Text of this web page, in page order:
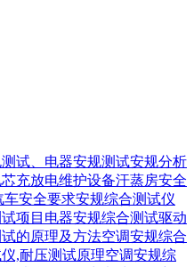
试、电器安规测试安规分析
充放电维护设备汗蒸房安全
车安全要求安规综合测试仪
项目 电器安规综合测试驱动
的原理及方法空调安规综合
,耐压测试原理空调安规综